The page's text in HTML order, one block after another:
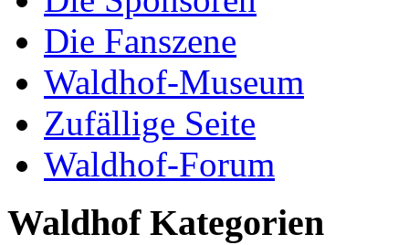
Die Fanszene
Waldhof-Museum
Zufällige Seite
Waldhof-Forum
Waldhof Kategorien